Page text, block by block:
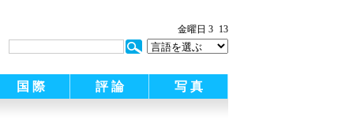
金曜日 3 13
国 際 評 論 写 真